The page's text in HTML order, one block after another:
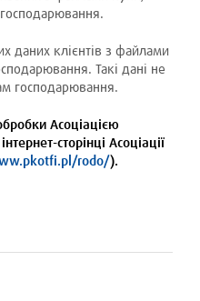
даних клієнтів з файлами
Такі дані не
господарювання.
Асоціацією
сторінці Асоціації
rodo/).